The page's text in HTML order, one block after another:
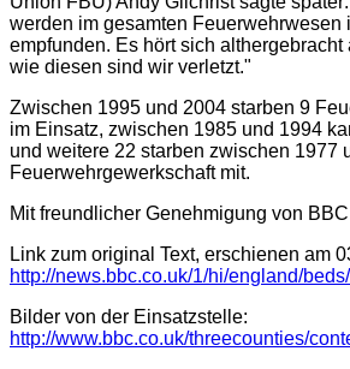
werden im gesamten Feuerwehrwesen
empfunden. Es hört sich althergebracht
wie diesen sind wir verletzt."
Zwischen 1995 und 2004 starben 9
im Einsatz, zwischen 1985 und 1994
und weitere 22 starben zwischen 1977
Feuerwehrgewerkschaft mit.
Mit freundlicher Genehmigung von
Link zum original Text, erschienen am
http://news.bbc.co.uk/1/hi/england/
Bilder von der Einsatzstelle:
http://www.bbc.co.uk/threecounties/